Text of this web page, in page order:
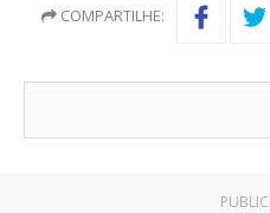
COMPARTILHE: